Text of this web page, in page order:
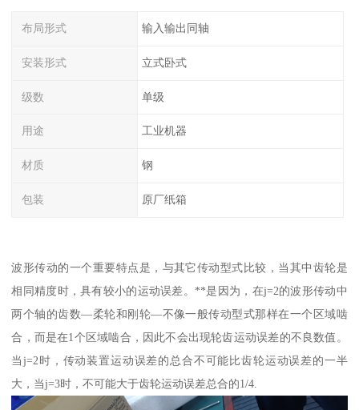
布局形式 输入输出同轴
安装形式 立式卧式
级数 单级
用途 工业机器
材质 钢
包装 原厂纸箱
波形传动的一个重要特点是，与其它传动型式比较，当其中齿轮是
相同精度时，具有较小的运动误差。**是因为，在j=2的波形传动中
两个轴的齿数—柔轮和刚轮—不像一般传动型式那样在一个区域啮
合，而是在1个区域啮合，因此不会出现轮齿运动误差的不良数值。
当j=2时，传动装置运动误差的总合不可能比齿轮运动误差的一半
大，当j=3时，不可能大于齿轮运动误差总合的1/4.